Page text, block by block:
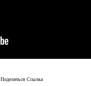
Поделиться Ссылка